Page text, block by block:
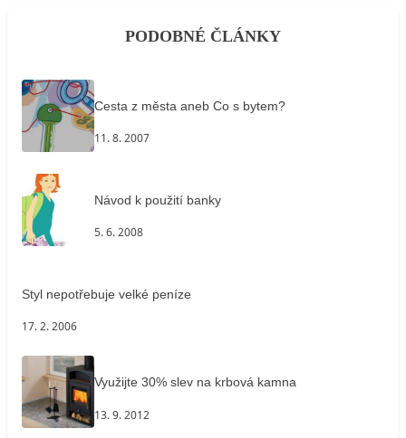
PODOBNÉ ČLÁNKY
Cesta z města aneb Co s bytem?
11. 8. 2007
Návod k použití banky
5. 6. 2008
Styl nepotřebuje velké peníze
17. 2. 2006
Využijte 30% slev na krbová kamna
13. 9. 2012